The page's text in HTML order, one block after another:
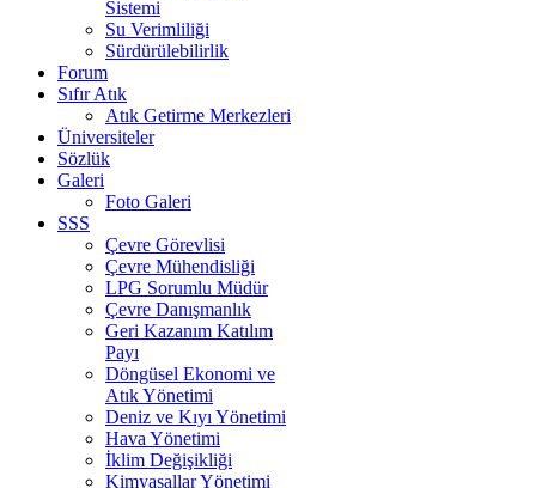
Sistemi
Su Verimliliği
Sürdürülebilirlik
Forum
Sıfır Atık
Atık Getirme Merkezleri
Üniversiteler
Sözlük
Galeri
Foto Galeri
SSS
Çevre Görevlisi
Çevre Mühendisliği
LPG Sorumlu Müdür
Çevre Danışmanlık
Geri Kazanım Katılım
Payı
Döngüsel Ekonomi ve
Atık Yönetimi
Deniz ve Kıyı Yönetimi
Hava Yönetimi
İklim Değişikliği
Kimyasallar Yönetimi